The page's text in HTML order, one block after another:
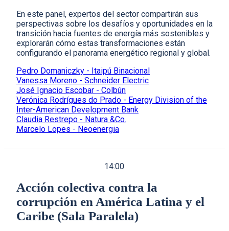
En este panel, expertos del sector compartirán sus
perspectivas sobre los desafíos y oportunidades en la
transición hacia fuentes de energía más sostenibles y
explorarán cómo estas transformaciones están
configurando el panorama energético regional y global.
Pedro Domaniczky - Itaipú Binacional
Vanessa Moreno - Schneider Electric
José Ignacio Escobar - Colbún
Verónica Rodrígues do Prado - Energy Division of the
Inter-American Development Bank
Claudia Restrepo - Natura &Co.
Marcelo Lopes - Neoenergia
14:00
Acción colectiva contra la
corrupción en América Latina y el
Caribe (Sala Paralela)